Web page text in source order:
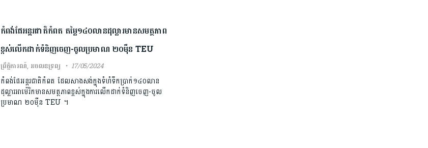
កំពង់ផែអន្តរជាតិកំពត តម្លៃ១៤០លានដុល្លារមានសមត្ថភាព
ខ្ពស់លើកដាក់ទំនិញចេញ-ចូលប្រមាណ ២០ម៉ឺន TEU
ព្រឹត្តិការណ៍, អចលនទ្រព្យ 17/05/2024
កំពង់ផែអន្តរជាតិកំពត ដែលសាងសង់ក្នុងទំហំទឹកប្រាក់១៤០លាន
ដុល្លារអាម៉េរិកមានសមត្ថភាពខ្ពស់ក្នុងការលើកដាក់ទំនិញចេញ-ចូល
ប្រមាណ ២០ម៉ឺន TEU ។